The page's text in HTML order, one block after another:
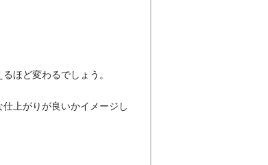
ほど変わるでしょう。
上がりが良いかイメージし